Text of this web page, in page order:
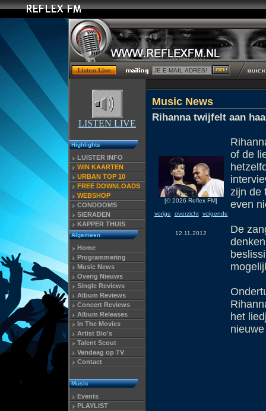
LISTEN LIVE
Highlights
LUISTER INFO
WIN KAARTEN
URBAN TOP 10
FREE DOWNLOADS
WEBSHOP
CONDOOMS
SIERADEN
KAPPER THUIS
Algemeen
Home
Programmering
Music News
Overig Nieuws
Single Reviews
Album Reviews
Concert Reviews
Album Releases
In The Movies
Artist Bio's
Talent Scout
Vandaag op TV
Contact
Music
Events
PLAYLIST
Music News
Rihanna twijfelt aan
[© 2026 Reflex FM]
vorige
overzicht volgende
12.11.2012
of de
zijn de
even
De
het